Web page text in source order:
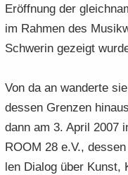
Er­öff­nung der
im Rah­men des
Schwe­rin ge­zeigt
Von da an wan­der­te
des­sen Gren­zen
dann am 3. April 2007
ROOM 28 e.V.,
len Dia­log über